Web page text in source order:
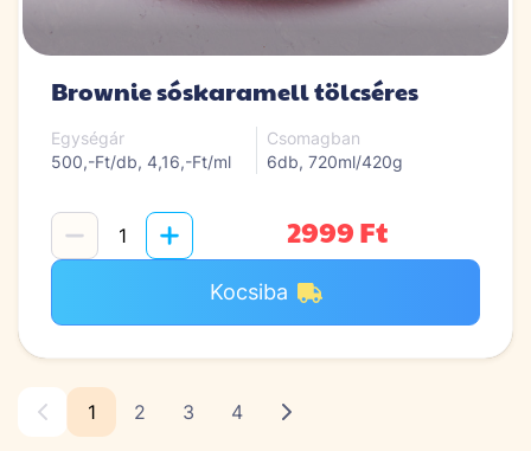
Brownie sóskaramell tölcséres
Egységár
500,-Ft/db, 4,16,-Ft/ml
Csomagban
6db, 720ml/420g
2999 Ft
Kocsiba
1 2 3 4